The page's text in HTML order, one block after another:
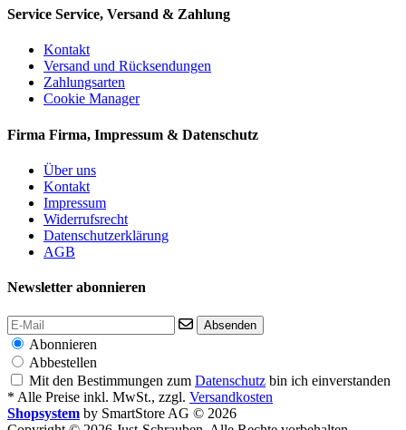
Service Service, Versand & Zahlung
Kontakt
Versand und Rücksendungen
Zahlungsarten
Cookie Manager
Firma Firma, Impressum & Datenschutz
Über uns
Kontakt
Impressum
Widerrufsrecht
Datenschutzerklärung
AGB
Newsletter abonnieren
Absenden
Abonnieren
Abbestellen
Mit den Bestimmungen zum Datenschutz bin ich einverstanden
* Alle Preise inkl. MwSt., zzgl. Versandkosten
Shopsystem by SmartStore AG © 2026